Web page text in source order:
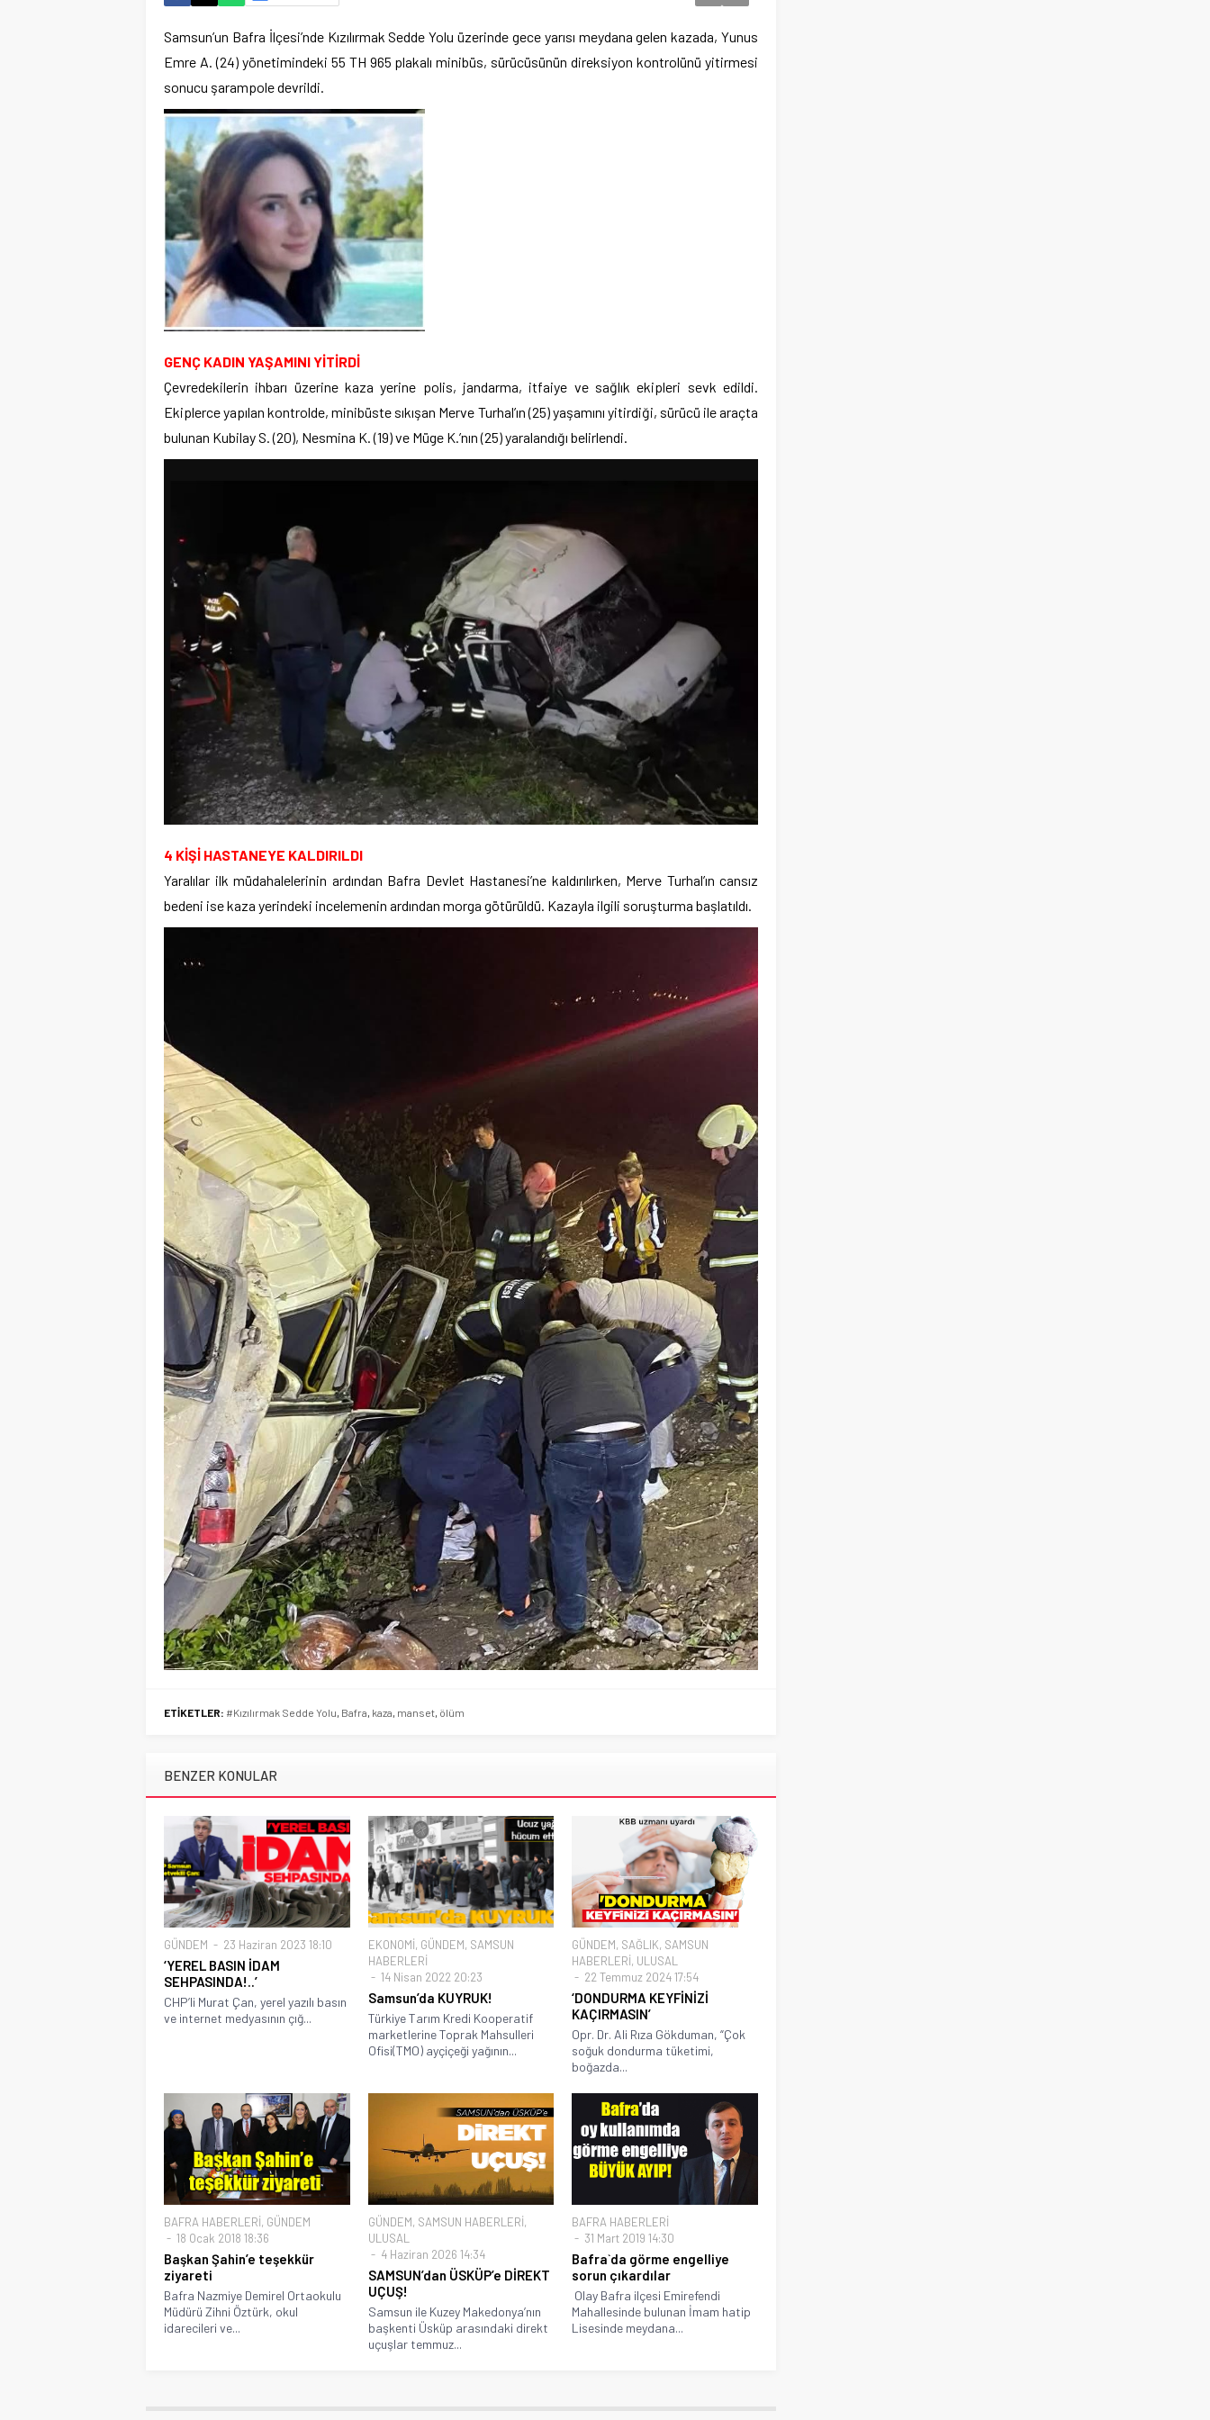
Samsun’un Bafra İlçesi’nde Kızılırmak Sedde Yolu üzerinde gece yarısı meydana gelen kazada, Yunus
Emre A. (24) yönetimindeki 55 TH 965 plakalı minibüs, sürücüsünün direksiyon kontrolünü yitirmesi
sonucu şarampole devrildi.
GENÇ KADIN YAŞAMINI YİTİRDİ
Çevredekilerin ihbarı üzerine kaza yerine polis, jandarma, itfaiye ve sağlık ekipleri sevk edildi.
Ekiplerce yapılan kontrolde, minibüste sıkışan Merve Turhal’ın (25) yaşamını yitirdiği, sürücü ile araçta
bulunan Kubilay S. (20), Nesmina K. (19) ve Müge K.’nın (25) yaralandığı belirlendi.
4 KİŞİ HASTANEYE KALDIRILDI
Yaralılar ilk müdahalelerinin ardından Bafra Devlet Hastanesi’ne kaldırılırken, Merve Turhal’ın cansız
bedeni ise kaza yerindeki incelemenin ardından morga götürüldü. Kazayla ilgili soruşturma başlatıldı.
ETİKETLER: #Kızılırmak Sedde Yolu Bafra kaza manset ölüm
BENZER KONULAR
GÜNDEM 23 Haziran 2023 18:10
‘YEREL BASIN İDAM
SEHPASINDA!..’
CHP’li Murat Çan, yerel yazılı basın
ve internet medyasının çığ...
EKONOMİ, GÜNDEM, SAMSUN
HABERLERİ
14 Nisan 2022 20:23
Samsun’da KUYRUK!
Türkiye Tarım Kredi Kooperatif
marketlerine Toprak Mahsulleri
Ofisi(TMO) ayçiçeği yağının...
GÜNDEM, SAĞLIK, SAMSUN
HABERLERİ, ULUSAL
22 Temmuz 2024 17:54
‘DONDURMA KEYFİNİZİ
KAÇIRMASIN’
Opr. Dr. Ali Rıza Gökduman, “Çok
soğuk dondurma tüketimi,
boğazda...
BAFRA HABERLERİ, GÜNDEM
18 Ocak 2018 18:36
Başkan Şahin’e teşekkür
ziyareti
Bafra Nazmiye Demirel Ortaokulu
Müdürü Zihni Öztürk, okul
idarecileri ve...
GÜNDEM, SAMSUN HABERLERİ,
ULUSAL
4 Haziran 2026 14:34
SAMSUN’dan ÜSKÜP’e DİREKT
UÇUŞ!
Samsun ile Kuzey Makedonya’nın
başkenti Üsküp arasındaki direkt
uçuşlar temmuz...
BAFRA HABERLERİ
31 Mart 2019 14:30
Bafra`da görme engelliye
sorun çıkardılar
Olay Bafra ilçesi Emirefendi
Mahallesinde bulunan İmam hatip
Lisesinde meydana...